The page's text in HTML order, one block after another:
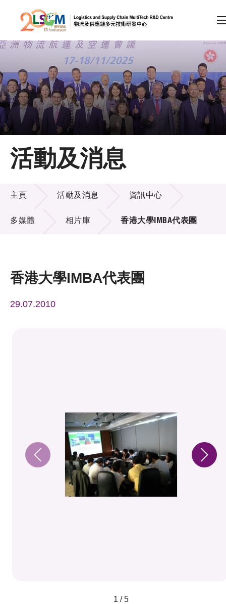
跳到內容（按回車鍵）
會員登入
A A EN 繁 简
主頁
關於LSCM
技術商品化
項目及資助計劃
活動及消息
活動及消息
活動及消息
主頁 活動及消息 資訊中心
多媒體 相片庫 香港大學IMBA代表團
香港大學IMBA代表團
29.07.2010
1 / 5